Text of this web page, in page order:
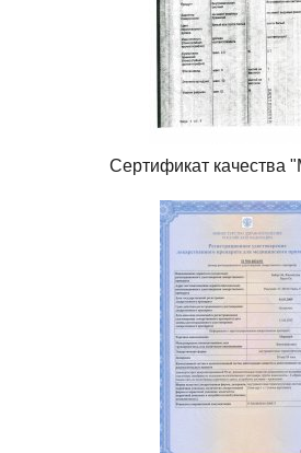
Сертификат качества